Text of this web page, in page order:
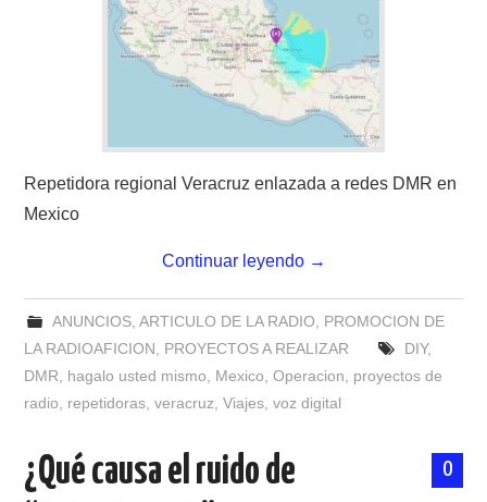
LA PULGA MERCANTE
LITERATURA DE LA RADIO
MODOS DIGITALES
NUESTRAS ACTIVIDADES !
PATROCINADORES
PLAN DE BANDAS DE
RADIOAFICIONADOS EN MEXICO
Repetidora regional Veracruz enlazada a redes DMR en
Mexico
Continuar leyendo →
ANUNCIOS, ARTICULO DE LA RADIO, PROMOCION DE
LA RADIOAFICION, PROYECTOS A REALIZAR DIY,
DMR, hagalo usted mismo, Mexico,Operacion, proyectos de
radio, repetidoras,veracruz,Viajes,voz digital
0
¿Qué causa el ruido de